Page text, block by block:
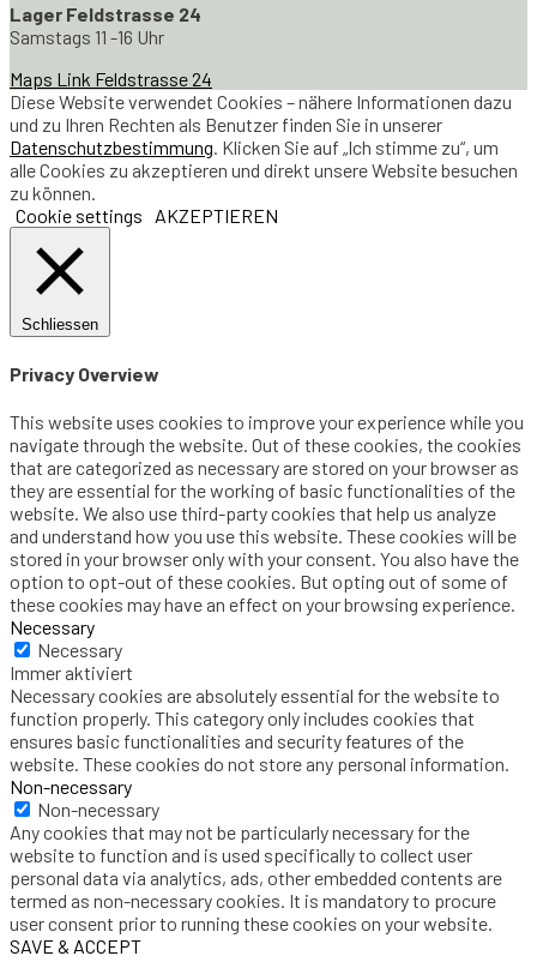
Lager Feldstrasse 24
Samstags 11 -16 Uhr
Maps Link Feldstrasse 24
Diese Website verwendet Cookies – nähere Informationen dazu
und zu Ihren Rechten als Benutzer finden Sie in unserer
Datenschutzbestimmung. Klicken Sie auf „Ich stimme zu“, um
alle Cookies zu akzeptieren und direkt unsere Website besuchen
zu können.
Cookie settings
AKZEPTIEREN
Schliessen
Privacy Overview
This website uses cookies to improve your experience while you
navigate through the website. Out of these cookies, the cookies
that are categorized as necessary are stored on your browser as
they are essential for the working of basic functionalities of the
website. We also use third-party cookies that help us analyze
and understand how you use this website. These cookies will be
stored in your browser only with your consent. You also have the
option to opt-out of these cookies. But opting out of some of
these cookies may have an effect on your browsing experience.
Necessary
Necessary
Immer aktiviert
Necessary cookies are absolutely essential for the website to
function properly. This category only includes cookies that
ensures basic functionalities and security features of the
website. These cookies do not store any personal information.
Non-necessary
Non-necessary
Any cookies that may not be particularly necessary for the
website to function and is used specifically to collect user
personal data via analytics, ads, other embedded contents are
termed as non-necessary cookies. It is mandatory to procure
user consent prior to running these cookies on your website.
SAVE & ACCEPT